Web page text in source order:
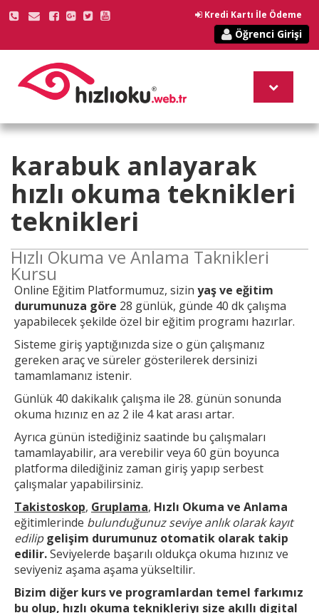
Kredi Kartı İle Ödeme
Öğrenci Girişi
karabuk anlayarak
hızlı okuma teknikleri
teknikleri
Hızlı Okuma ve Anlama Taknikleri
Kursu
Online Eğitim Platformumuz, sizin yaş ve eğitim
durumunuza göre 28 günlük, günde 40 dk çalışma
yapabilecek şekilde özel bir eğitim programı hazırlar.
Sisteme giriş yaptığınızda size o gün çalışmanız
gereken araç ve süreler gösterilerek dersinizi
tamamlamanız istenir.
Günlük 40 dakikalık çalışma ile 28. günün sonunda
okuma hızınız en az 2 ile 4 kat arası artar.
Ayrıca günün istediğiniz saatinde bu çalışmaları
tamamlayabilir, ara verebilir veya 60 gün boyunca
platforma dilediğiniz zaman giriş yapıp serbest
çalışmalar yapabilirsiniz.
Takistoskop, Gruplama, Hızlı Okuma ve Anlama
eğitimlerinde bulunduğunuz seviye anlık olarak kayıt
edilip gelişim durumunuz otomatik olarak takip
edilir.Seviyelerde başarılı oldukça okuma hızınız ve
seviyeniz aşama aşama yükseltilir.
Bizim diğer kurs ve programlardan temel farkımız
bu olup, hızlı okuma teknikleriyı size akıllı digital